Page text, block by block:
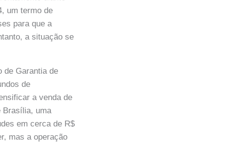
um termo de
para que a
a situação se
de Garantia de
de
a venda de
Brasília, uma
em cerca de R$
mas a operação